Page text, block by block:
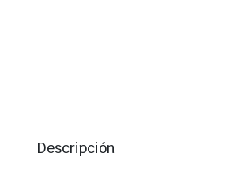
Descripción